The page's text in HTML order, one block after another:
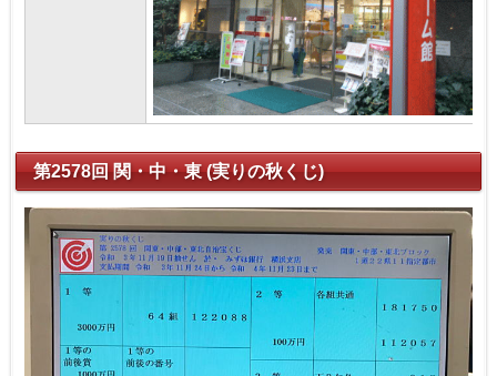
第2578回 関・中・東 (実りの秋くじ)